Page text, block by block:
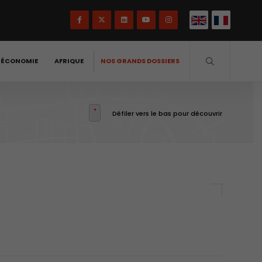
AFRIQUE NOS GRANDS DOSSIERS
Défiler vers le bas pour découvrir